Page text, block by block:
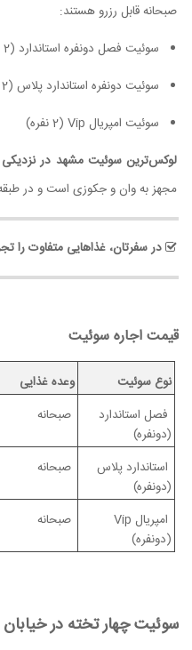
صبحانه قابل رزرو هستند:
سوئیت فصل دونفره استاندارد (2 نفره)
سوئیت دونفره استاندارد پلاس (2 نفره)
سوئیت امپریال Vip (2 نفره)
لوکس‌ترین سوئیت مشهد در
مجهز به وان و جکوزی است و در طبقه 15 یا 16 قرار
در سفرتان، غذاهایی متفاوت را
قیمت اجاره سوئیت
نوع سوئیت وعده غذایی
فصل استاندارد
(دونفره)
صبحانه
استاندارد پلاس
(دونفره)
صبحانه
امپریال Vip
(دونفره)
صبحانه
سوئیت چهار تخته در خیابان